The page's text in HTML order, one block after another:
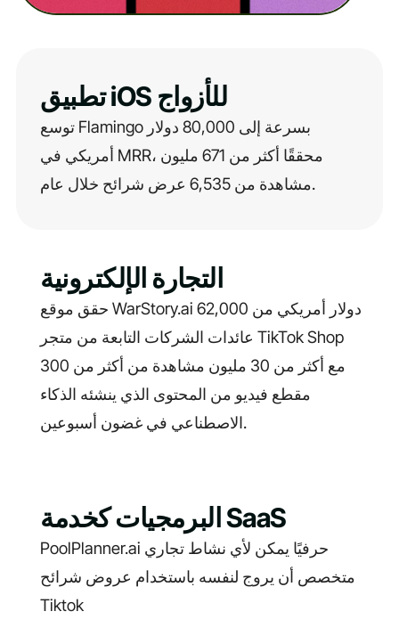
تطبيق iOS للأزواج
توسع Flamingo بسرعة إلى 80,000 دولار
أمريكي في MRR، محققًا أكثر من 671 مليون
مشاهدة من 6,535 عرض شرائح خلال عام.
التجارة الإلكترونية
حقق موقع WarStory.ai 62,000 دولار أمريكي من
عائدات الشركات التابعة من متجر TikTok Shop
مع أكثر من 30 مليون مشاهدة من أكثر من 300
مقطع فيديو من المحتوى الذي ينشئه الذكاء
الاصطناعي في غضون أسبوعين.
البرمجيات كخدمة SaaS
PoolPlanner.ai حرفيًا يمكن لأي نشاط تجاري
متخصص أن يروج لنفسه باستخدام عروض شرائح
Tiktok